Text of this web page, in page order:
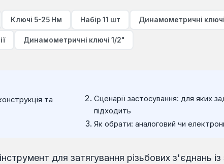
Ключі 5-25 Нм Набір 11 шт Динамометричні
Динамометричні ключі 1/2"
та
Сценарії застосування: для яких
підходить
Як обрати: аналоговий чи
для затягування різьбових з'єднань